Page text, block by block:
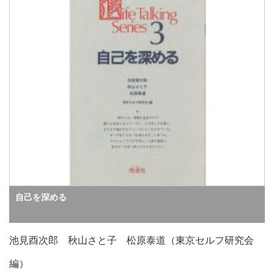
自己を深める
池見酉次郎 秋山さと子 松原泰道（東京セルフ研究会
編）